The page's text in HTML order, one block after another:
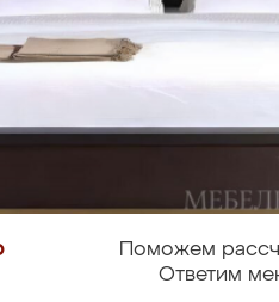
Поможем
Ответим